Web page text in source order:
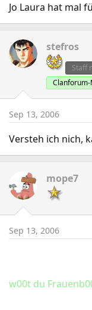
Jo Laura hat mal
stefros
Staff
Sep 13, 2006
Versteh ich nich,
mope7
Sep 13, 2006
w00t du